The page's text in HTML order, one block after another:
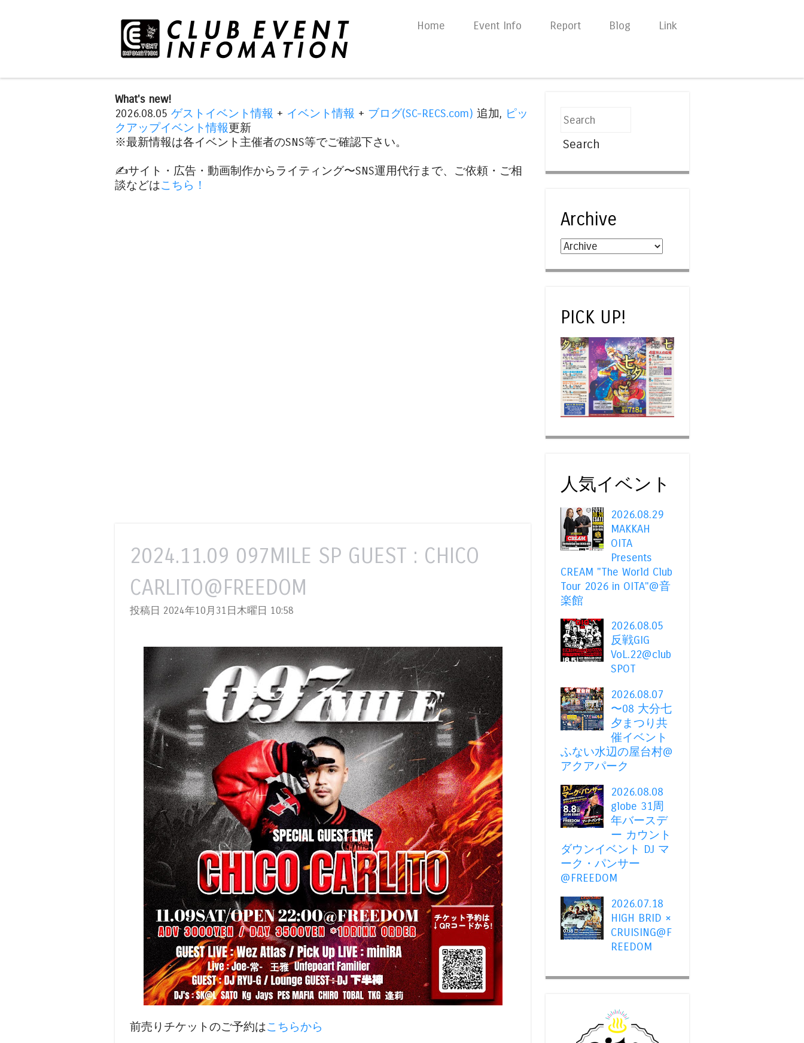
Skip to content
Home Event Info Report Blog Link
What's new!
2026.08.05 ゲストイベント情報 + イベント情報 + ブログ(SC-RECS.com) 追加, ピッ
クアップイベント情報更新
※最新情報は各イベント主催者のSNS等でご確認下さい。
✍️サイト・広告・動画制作からライティング〜SNS運用代行まで、ご依頼・ご相
談などはこちら！
2024.11.09 097MILE SP GUEST : CHICO
CARLITO@FREEDOM
投稿日 2024年10月31日木曜日 10:58
前売りチケットのご予約はこちらから
Search
Archive
PICK UP!
人気イベント
2026.08.29
MAKKAH
OITA
Presents
CREAM "The World Club
Tour 2026 in OITA"@音
楽館
2026.08.05
反戦GIG
VoL.22@club
SPOT
2026.08.07
〜08 大分七
夕まつり共
催イベント
ふない水辺の屋台村@
アクアパーク
2026.08.08
globe 31周
年バースデ
ー カウント
ダウンイベント DJ マ
ーク・パンサー
@FREEDOM
2026.07.18
HIGH BRID ×
CRUISING@F
REEDOM